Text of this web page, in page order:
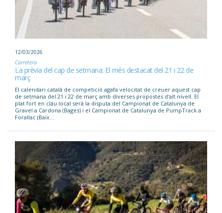
12/03/2026
Carretera
La prèvia del cap de setmana: El més destacat del 21 i 22 de
març
El calendari català de competició agafa velocitat de creuer aquest cap
de setmana del 21 i 22 de març amb diverses propostes d'alt nivell. El
plat fort en clau local serà la disputa del Campionat de Catalunya de
Gravel a Cardona (Bages) i el Campionat de Catalunya de PumpTrack a
Forallac (Baix...